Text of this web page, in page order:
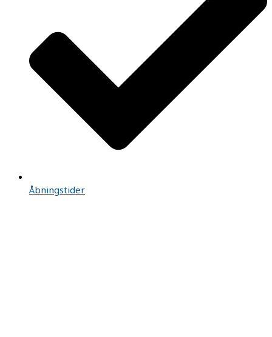
Åbningstider